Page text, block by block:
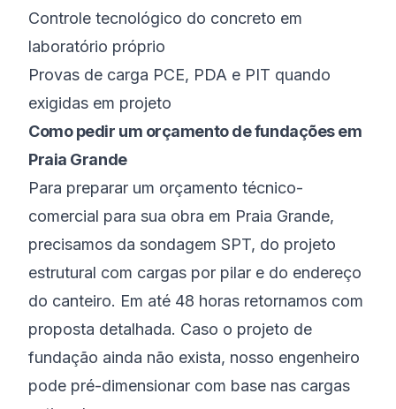
Controle tecnológico do concreto em
laboratório próprio
Provas de carga PCE, PDA e PIT quando
exigidas em projeto
Como pedir um orçamento de fundações em
Praia Grande
Para preparar um orçamento técnico-
comercial para sua obra em Praia Grande,
precisamos da sondagem SPT, do projeto
estrutural com cargas por pilar e do endereço
do canteiro. Em até 48 horas retornamos com
proposta detalhada. Caso o projeto de
fundação ainda não exista, nosso engenheiro
pode pré-dimensionar com base nas cargas